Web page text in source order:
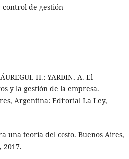
control de gestión
H.; YARDIN, A. El
y la gestión de la empresa.
Argentina: Editorial La Ley,
una teoría del costo. Buenos Aires,
2017.